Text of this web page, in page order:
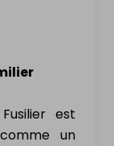
est
un